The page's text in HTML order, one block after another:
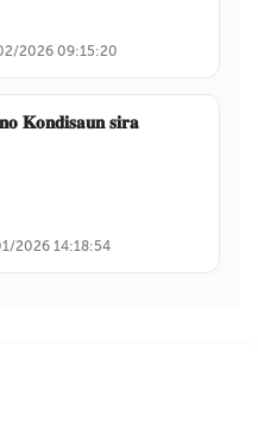
2026 09:15:20
𝐊𝐨𝐧𝐝𝐢𝐬𝐚𝐮𝐧 𝐬𝐢𝐫𝐚
2026 14:18:54